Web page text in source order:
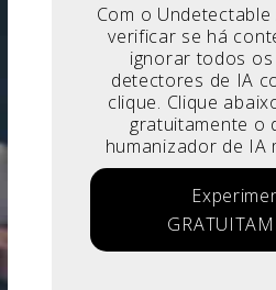
Com o
verificar se há
ignorar todos os
detectores de IA
clique. Clique
gratuitamente o
humanizador de IA